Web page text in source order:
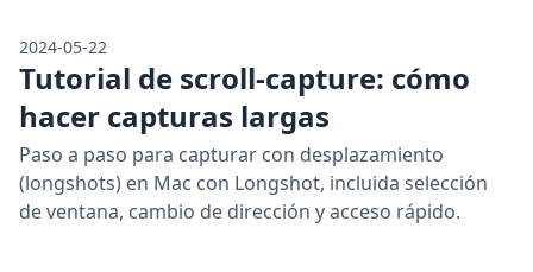
2024-05-22
Tutorial de scroll-capture: cómo
hacer capturas largas
Paso a paso para capturar con desplazamiento
(longshots) en Mac con Longshot, incluida selección
de ventana, cambio de dirección y acceso rápido.